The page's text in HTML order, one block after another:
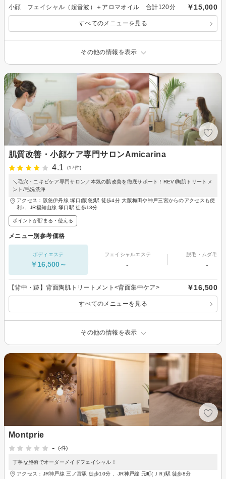
小顔 フェイシャル（超音波）＋アロマオイル 合計120分 ￥15,000
すべてのメニューを見る
その他の情報を表示
肌質改善・小顔ケア専門サロンAmicarina
4.1
(17件)
＼毛穴・ニキビケア専門サロン／本気の肌改善を徹底サポート！REVI陶肌トリートメ
ント/毛洗洗浄
アクセス：阪急伊丹線 塚口(阪急)駅 徒歩4分 大阪梅田や神戸三宮からのアクセスも便
利♪、JR福知山線 塚口駅 徒歩13分
ポイントが貯まる・使える
メニュー別参考価格
ボディエステ
￥16,500～
フェイシャルエステ
-
脱毛・ムダ毛処
-
【背中・跡】背面陶肌トリートメント<背面集中ケア> ￥16,500
すべてのメニューを見る
その他の情報を表示
Montprie
-
(-件)
丁寧な施術でオーダーメイドフェイシャル！
アクセス：JR神戸線 三ノ宮駅 徒歩10分 、JR神戸線 元町(ＪＲ)駅 徒歩8分